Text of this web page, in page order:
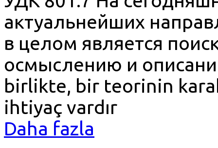
актуальнейших
в целом является
осмыслению и
birlikte, bir teorinin
ihtiyaç vardır
Daha fazla